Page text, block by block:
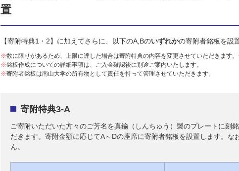
置
【寄附特典1・2】に加えてさらに、以下のA,Bのいずれかの寄附者銘板を設
※数に限りがあるため、上限に達した場合は寄附特典の内容を変更させていただきます
※銘板作成についての詳細事項は、ご入金確認後に別途ご案内いたします。
※寄附者銘板は南山大学の所有物として責任を持って管理させていただきます。
寄附特典3-A
ご寄附いただいた方々のご芳名を真鍮（しんちゅう）製のプレートに刻
だきます。寄附金額に応じてA～Dの座席に寄附者銘板を設置します。
ん。